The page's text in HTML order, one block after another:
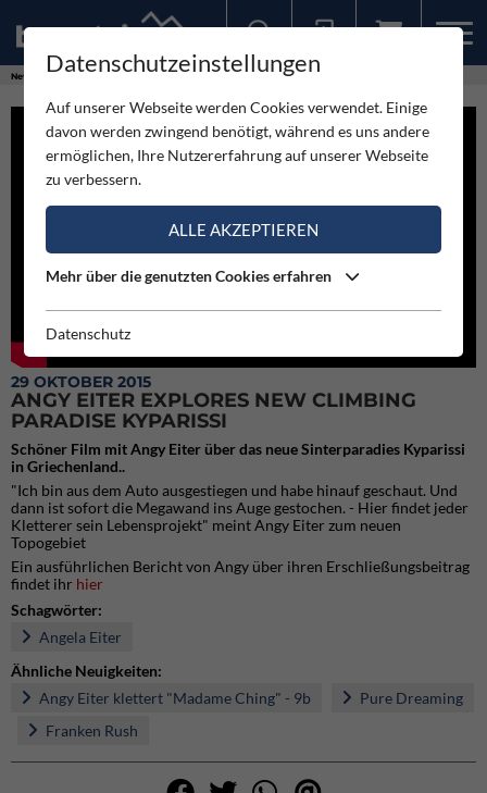
News Angy Eiter explores new climbing paradise Kyparissi
29 OKTOBER 2015
ANGY EITER EXPLORES NEW CLIMBING
PARADISE KYPARISSI
Schöner Film mit Angy Eiter über das neue Sinterparadies Kyparissi
in Griechenland..
"Ich bin aus dem Auto ausgestiegen und habe hinauf geschaut. Und
dann ist sofort die Megawand ins Auge gestochen. - Hier findet jeder
Kletterer sein Lebensprojekt" meint Angy Eiter zum neuen
Topogebiet
Ein ausführlichen Bericht von Angy über ihren Erschließungsbeitrag
findet ihr hier
Schagwörter:
Angela Eiter
Ähnliche Neuigkeiten:
Angy Eiter klettert "Madame Ching" - 9b
Pure Dreaming
Franken Rush
Datenschutzeinstellungen
Auf unserer Webseite werden Cookies verwendet. Einige
davon werden zwingend benötigt, während es uns andere
ermöglichen, Ihre Nutzererfahrung auf unserer Webseite
zu verbessern.
ALLE AKZEPTIEREN
Mehr über die genutzten Cookies erfahren
Datenschutz